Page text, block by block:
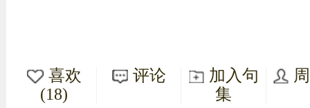
喜欢
(18)
评论
加入句
集